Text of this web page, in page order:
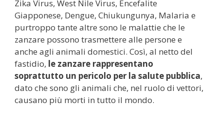
Zika Virus, West Nile Virus, Encefalite
Giapponese, Dengue, Chiukungunya, Malaria e
purtroppo tante altre sono le malattie che le
zanzare possono trasmettere alle persone e
anche agli animali domestici. Così, al netto del
fastidio, le zanzare rappresentano
soprattutto un pericolo per la salute pubblica,
dato che sono gli animali che, nel ruolo di vettori,
causano più morti in tutto il mondo.